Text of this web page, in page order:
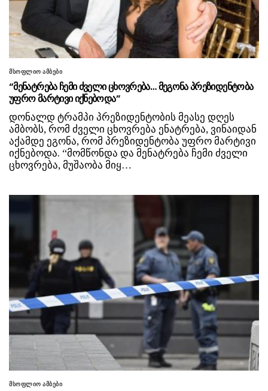
მსოფლიო ამბები
“მენატრება ჩემი ძველი ცხოვრება… მეგონა პრეზიდენტობა
უფრო მარტივი იქნებოდა”
დონალდ ტრამპი პრეზიდენტობის მეასე დღეს
ამბობს, რომ ძველი ცხოვრება ენატრება, ვინაიდან
აქამდე ეგონა, რომ პრეზიდენტობა უფრო მარტივი
იქნებოდა. “მომწონდა და მენატრება ჩემი ძველი
ცხოვრება, მუშაობა მიყ…
მსოფლიო ამბები